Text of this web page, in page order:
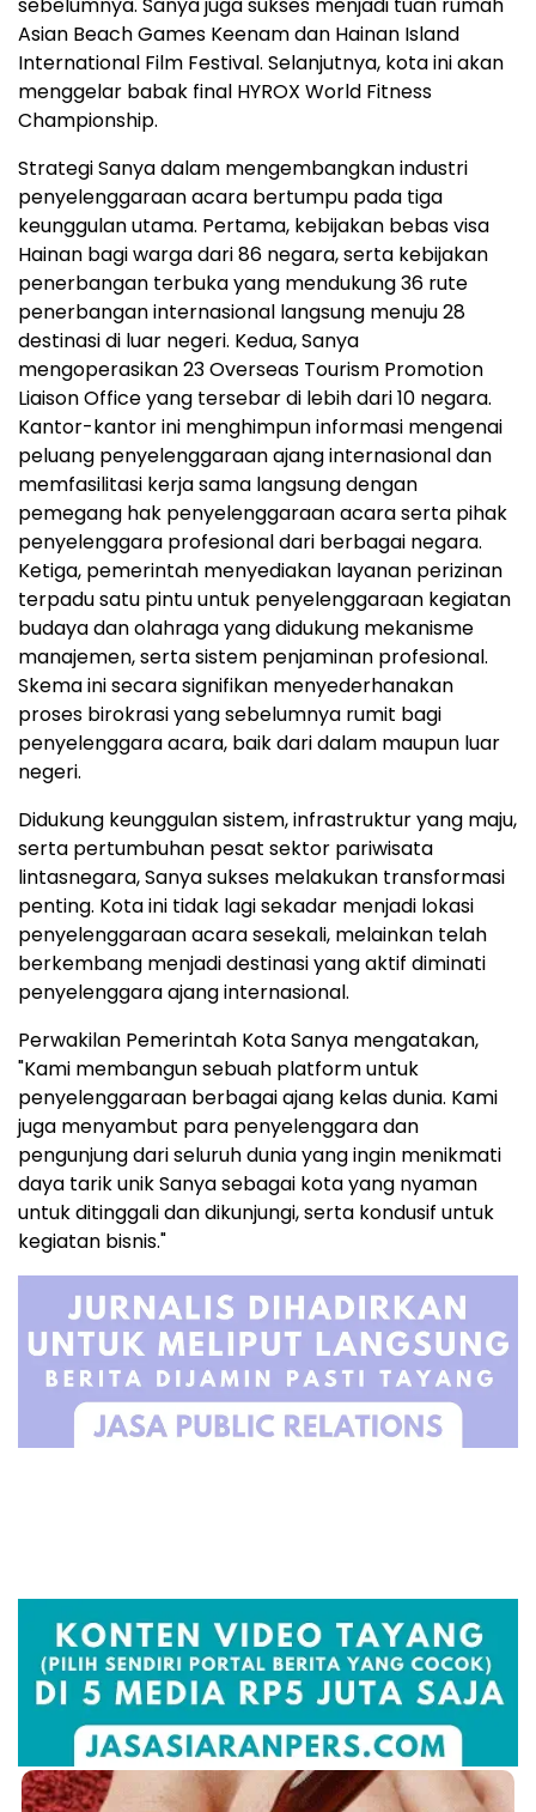
Asian Beach Games Keenam dan Hainan Island
International Film Festival. Selanjutnya, kota ini akan
menggelar babak final HYROX World Fitness
Championship.
Strategi Sanya dalam mengembangkan industri
penyelenggaraan acara bertumpu pada tiga
keunggulan utama. Pertama, kebijakan bebas visa
Hainan bagi warga dari 86 negara, serta kebijakan
penerbangan terbuka yang mendukung 36 rute
penerbangan internasional langsung menuju 28
destinasi di luar negeri. Kedua, Sanya
mengoperasikan 23 Overseas Tourism Promotion
Liaison Office yang tersebar di lebih dari 10 negara.
Kantor-kantor ini menghimpun informasi mengenai
peluang penyelenggaraan ajang internasional dan
memfasilitasi kerja sama langsung dengan
pemegang hak penyelenggaraan acara serta pihak
penyelenggara profesional dari berbagai negara.
Ketiga, pemerintah menyediakan layanan perizinan
terpadu satu pintu untuk penyelenggaraan kegiatan
budaya dan olahraga yang didukung mekanisme
manajemen, serta sistem penjaminan profesional.
Skema ini secara signifikan menyederhanakan
proses birokrasi yang sebelumnya rumit bagi
penyelenggara acara, baik dari dalam maupun luar
negeri.
Didukung keunggulan sistem, infrastruktur yang maju,
serta pertumbuhan pesat sektor pariwisata
lintasnegara, Sanya sukses melakukan transformasi
penting. Kota ini tidak lagi sekadar menjadi lokasi
penyelenggaraan acara sesekali, melainkan telah
berkembang menjadi destinasi yang aktif diminati
penyelenggara ajang internasional.
Perwakilan Pemerintah Kota Sanya mengatakan,
"Kami membangun sebuah platform untuk
penyelenggaraan berbagai ajang kelas dunia. Kami
juga menyambut para penyelenggara dan
pengunjung dari seluruh dunia yang ingin menikmati
daya tarik unik Sanya sebagai kota yang nyaman
untuk ditinggali dan dikunjungi, serta kondusif untuk
kegiatan bisnis."